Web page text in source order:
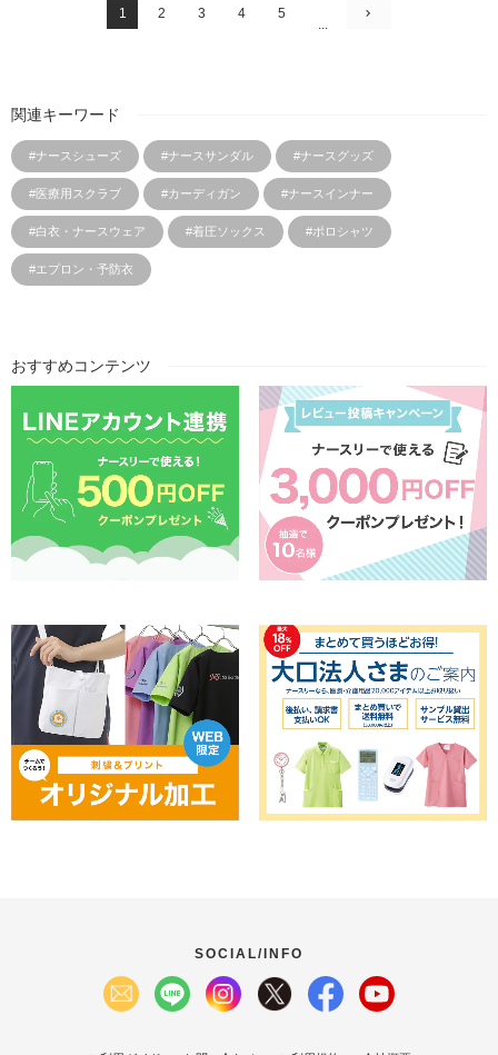
1 2 3 4 5
関連キーワード
#ナースシューズ #ナースサンダル #ナースグッズ
#医療用スクラブ #カーディガン #ナースインナー
#白衣・ナースウェア #着圧ソックス #ポロシャツ
#エプロン・予防衣
おすすめコンテンツ
SOCIAL/INFO